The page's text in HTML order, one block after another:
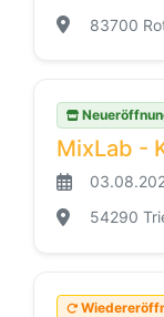
83700
MixLab -
54290